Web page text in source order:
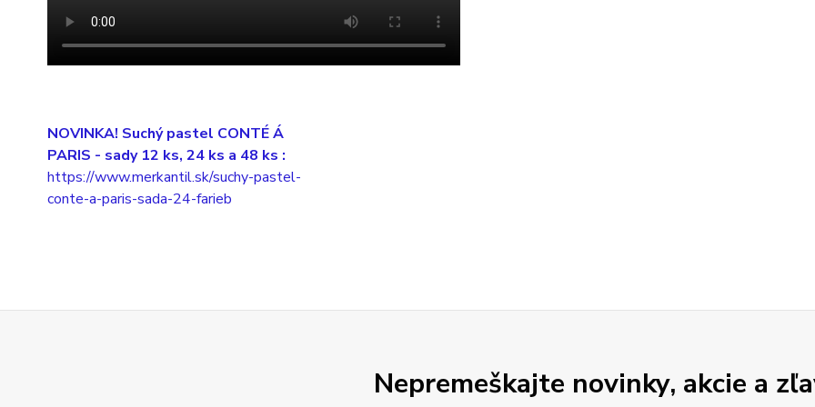
NOVINKA! Suchý pastel CONTÉ Á
PARIS - sady 12 ks, 24 ks a 48 ks :
https://www.merkantil.sk/suchy-pastel-
conte-a-paris-sada-24-farieb
Nepremeškajte novinky, akcie a